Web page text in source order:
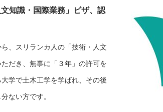
知識・国際業務」ビザ、認
、スリランカ人の「技術・人文
だき、無事に「３年」の許可を
学で土木工学を学ばれ、その後
ない方です。